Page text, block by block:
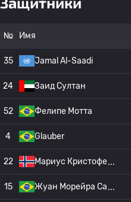
№ Имя
35 Jamal Al-Saadi
24 Заид Султан
52 Фелипе Мотта
4 Glauber
22 Мариус Кристофе
15 Жуан Морейра Са